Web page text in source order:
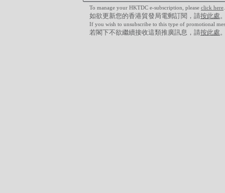
To manage your HKTDC e-subscription, please click here
如欲更新您的香港貿發局電郵訂閱，請按此處
If you wish to unsubscribe to this type of promotional
若閣下不欲繼續接收這類推廣訊息，請按此處